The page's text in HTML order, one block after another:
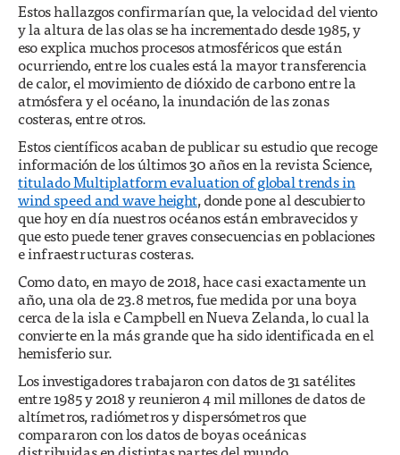
Estos hallazgos confirmarían que, la velocidad del viento
y la altura de las olas se ha incrementado desde 1985, y
eso explica muchos procesos atmosféricos que están
ocurriendo, entre los cuales está la mayor transferencia
de calor, el movimiento de dióxido de carbono entre la
atmósfera y el océano, la inundación de las zonas
costeras, entre otros.
Estos científicos acaban de publicar su estudio que recoge
información de los últimos 30 años en la revista Science,
titulado Multiplatform evaluation of global trends in
wind speed and wave height, donde pone al descubierto
que hoy en día nuestros océanos están embravecidos y
que esto puede tener graves consecuencias en poblaciones
e infraestructuras costeras.
Como dato, en mayo de 2018, hace casi exactamente un
año, una ola de 23.8 metros, fue medida por una boya
cerca de la isla e Campbell en Nueva Zelanda, lo cual la
convierte en la más grande que ha sido identificada en el
hemisferio sur.
Los investigadores trabajaron con datos de 31 satélites
entre 1985 y 2018 y reunieron 4 mil millones de datos de
altímetros, radiómetros y dispersómetros que
compararon con los datos de boyas oceánicas